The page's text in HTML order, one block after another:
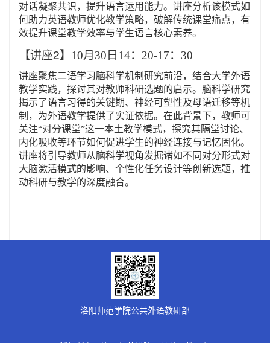
对话凝聚共识，提升语言运用能力。讲座分析该模式如
何助力英语教师优化教学策略，破解传统课堂痛点，有
效提升课堂教学效率与学生语言核心素养。
【讲座2】10月30日14：20-17：30
讲座聚焦二语学习脑科学机制研究前沿，结合大学外语
教学实践，探讨其对教师科研选题的启示。脑科学研究
揭示了语言习得的关键期、神经可塑性及母语迁移等机
制，为外语教学提供了实证依据。在此背景下，教师可
关注“对分课堂”这一本土教学模式，探究其隔堂讨论、
内化吸收等环节如何促进学生的神经连接与记忆固化。
讲座将引导教师从脑科学视角发掘诸如不同对分形式对
大脑激活模式的影响、个性化任务设计等创新选题，推
动科研与教学的深度融合。
洛阳师范学院公共外语教研部